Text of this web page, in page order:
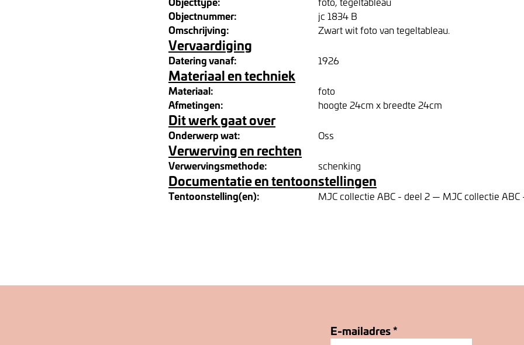
Objectnummer: jc 1834 B
Omschrijving: Zwart wit foto van tegeltableau.
Vervaardiging
Datering vanaf: 1926
Materiaal en techniek
Materiaal: foto
Afmetingen: hoogte 24cm x breedte 24cm
Dit werk gaat over
Onderwerp wat: Oss
Verwerving en rechten
Verwervingsmethode: schenking
Documentatie en tentoonstellingen
Tentoonstelling(en): MJC collectie ABC - deel 2 — MJC collectie ABC
E-mailadres*